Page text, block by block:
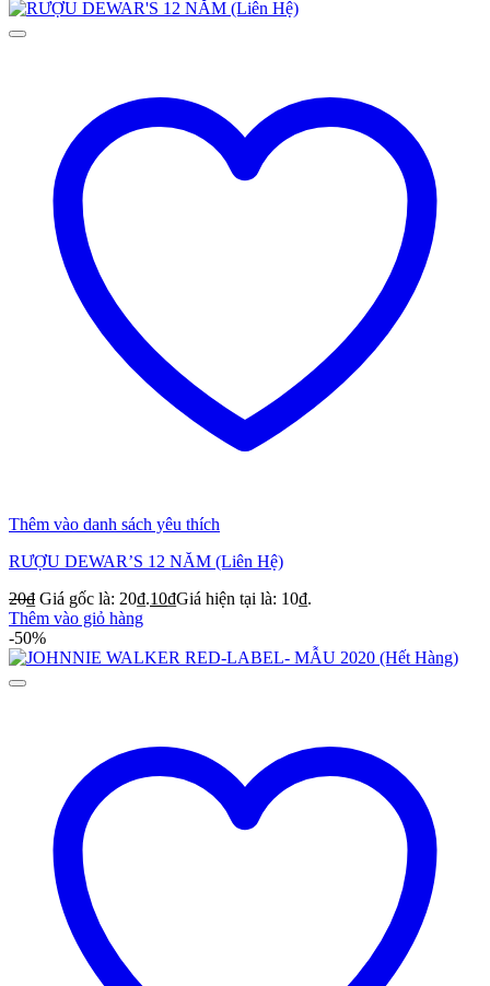
Thêm vào danh sách yêu thích
RƯỢU DEWAR’S 12 NĂM (Liên Hệ)
20₫ Giá gốc là: 20₫.10₫Giá hiện tại là: 10₫.
Thêm vào giỏ hàng
-50%